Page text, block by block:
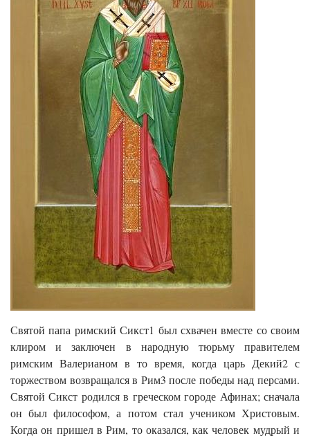
Святой папа римский Сикст1 был схвачен вместе со своим
клиром и заключен в народную тюрьму правителем
римским Валерианом в то время, когда царь Декий2 с
торжеством возвращался в Рим3 после победы над персами.
Святой Сикст родился в греческом городе Афинах; сначала
он был философом, а потом стал учеником Христовым.
Когда он пришел в Рим, то оказался, как человек мудрый и